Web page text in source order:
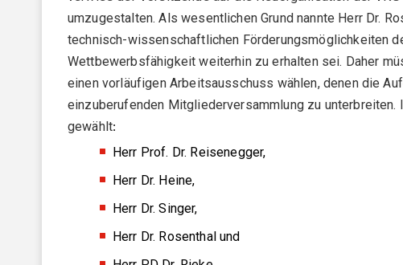
DKG FA 3 "Verfahrenstechnik"
DKG FA 4 "Thermische Prozesse"
DKG FA 5 "Nachbearbeitung"
DKG FA 6 "Material- und Prozessdiagnostik"
DKG TFA 6-2 "Thermomechanische Eigenschaften"
DKG FA 7 "Geschichte der Keramik"
Alle Veranstaltungen
Kongress / Tagung
DKG Jahrestagung
Fortbildungsseminar
Ausschuss / Arbeitskreis
Design / Kunst / Kultur
Webmeetings / Webkonferenzen
Mitglieder
Persönliche Mitgliedschaft
Doppelmitgliedschaft
DER KERAMISCHE NACHWUCHS
Studierende / Jungakademiker
Jobs & Ausbildung
Anzeigen schalten
AUS- UND WEITERBILDUNG
Marktplatz
umzugestalten. Als wesentlichen Grund nannte Herr Dr.
technisch-wissenschaftlichen Förderungsmöglichkeiten
Wettbewerbsfähigkeit weiterhin zu erhalten sei. Daher
einen vorläufigen Arbeitsausschuss wählen, denen die
einzuberufenden Mitgliederversammlung zu
gewählt:
Herr Prof. Dr. Reisenegger,
Herr Dr. Heine,
Herr Dr. Singer,
Herr Dr. Rosenthal und